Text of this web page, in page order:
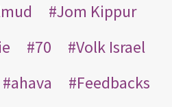
Jom Kippur
70
Volk Israel
ahava
Feedbacks